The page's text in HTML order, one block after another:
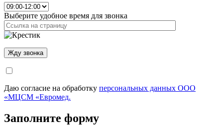
Выберите удобное время для звонка
Даю согласие на обработку персональных данных ООО
«МЦСМ «Евромед.
Заполните форму